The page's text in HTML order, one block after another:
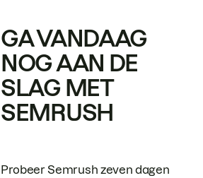
GA VANDAAG
NOG AAN DE
SLAG MET
SEMRUSH
Probeer Semrush zeven dagen